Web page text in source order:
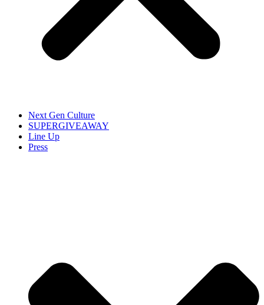
Next Gen Culture
SUPERGIVEAWAY
Line Up
Press